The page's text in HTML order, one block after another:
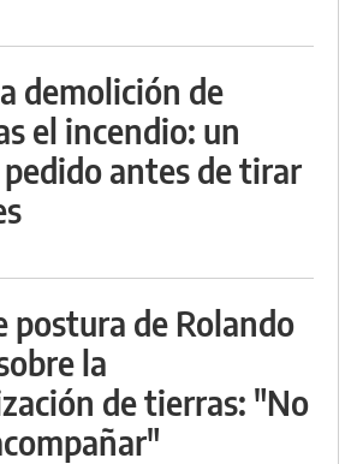
demolición de
el incendio: un
antes de tirar
postura de Rolando
la
de tierras: "No